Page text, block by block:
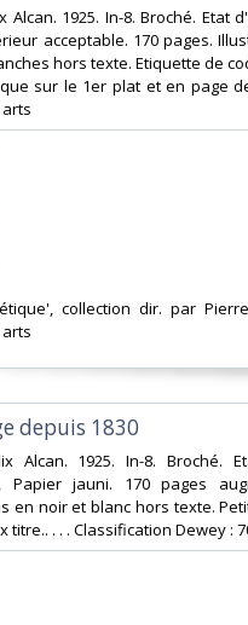
Alcan. 1925. In-8. Broché.
acceptable. 170 pages.
hors texte. Etiquette de
sur le 1er plat et en page
collection dir. par
depuis 1830‎
Alcan. 1925. In-8. Broché.
Papier jauni. 170 pages
en noir et blanc hors texte.
titre.. . . . Classification Dewey :